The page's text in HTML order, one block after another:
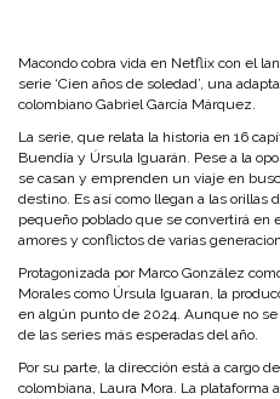
Macondo cobra vida en Netflix con el
serie ‘Cien años de soledad’, una
colombiano Gabriel García Márquez.
La serie, que relata la historia en 16
Buendía y Úrsula Iguarán. Pese a la
se casan y emprenden un viaje en
destino. Es así como llegan a las orillas
pequeño poblado que se convertirá en
amores y conflictos de varias
Protagonizada por Marco González
Morales como Úrsula Iguaran, la
en algún punto de 2024. Aunque no se
de las series más esperadas del año.
Por su parte, la dirección está a cargo
colombiana, Laura Mora. La plataforma